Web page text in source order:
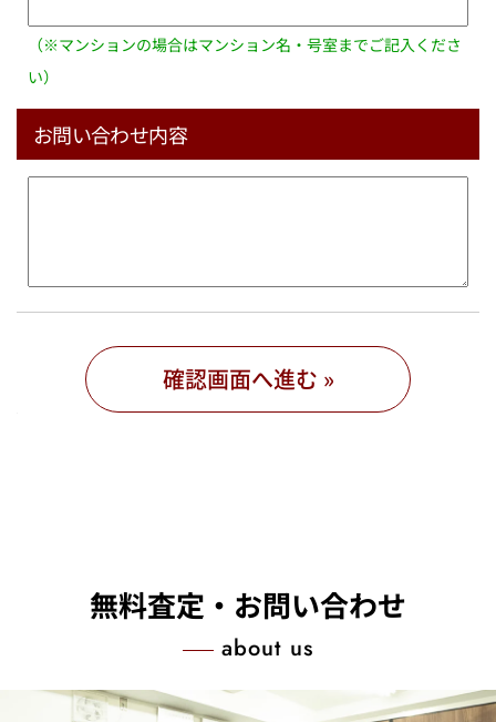
（※マンションの場合はマンション名・号室までご記入くださ
い）
お問い合わせ内容
無料査定・お問い合わせ
about us